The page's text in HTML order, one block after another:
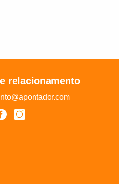
relacionamento